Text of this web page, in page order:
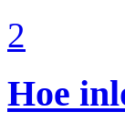
2
Hoe